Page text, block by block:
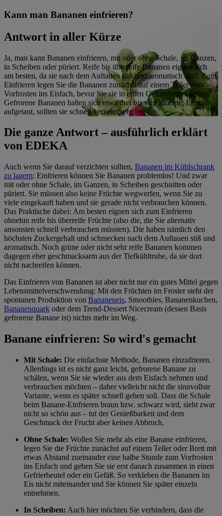
Kann man Bananen einfrieren?
Antwort in aller Kürze
Ja, man kann Bananen einfrieren, mit oder ohne Schale, im Ganzen,
in Scheiben oder püriert. Reife bis überreife Bananen eignen sich
am besten, da sie nach dem Auftauen süß und aromatisch sind. Zum
Einfrieren legen Sie die Bananen zunächst auf einem Teller zum
Vorfrosten ins Eisfach, bevor Sie sie in einen Gefrierbeutel geben.
Gefrorene Bananen halten sich etwa drei bis vier Monate. Einmal
aufgetaut, sollten sie schnell verzehrt werden.
Die ganze Antwort – ausführlich erklärt
von EDEKA
Auch wenn Sie darauf verzichten sollten, Bananen im Kühlschrank
zu lagern: Einfrieren können Sie Bananen problemlos! Und zwar
mit oder ohne Schale, im Ganzen, in Scheiben geschnitten oder
püriert. Sie müssen also keine Früchte wegwerfen, wenn Sie zu
viele eingekauft haben und sie gerade nicht verbrauchen können.
Das Praktische dabei: Am besten eignen sich zum Einfrieren
ohnehin reife bis überreife Früchte (also die, die Sie alternativ
ansonsten schnell verbrauchen müssten). Die haben nämlich den
höchsten Zuckergehalt und schmecken nach dem Auftauen süß und
aromatisch. Noch grüne oder nicht sehr reife Bananen kommen
dagegen eher geschmacksarm aus der Tiefkühltruhe, da sie dort
nicht nachreifen können.
Das Einfrieren von Bananen ist aber nicht nur ein gutes Mittel gegen
Lebensmittelverschwendung: Mit den Früchten im Froster steht der
spontanen Produktion von Bananeneis, Smoothies, Bananenkuchen,
Bananenquark oder dem Trend-Dessert Nicecream (dessen Basis
gefrorene Banane ist) nichts mehr im Weg.
Banane einfrieren: So wird's gemacht
Mit Schale: Die einfachste Methode, Bananen einzufrieren.
Allerdings ist es nicht ganz leicht, gefrorene Banane zu
schälen, wenn Sie sie wieder aus dem Eisfach nehmen und
verbrauchen möchten – daher vielleicht nicht die sinnvollste
Variante, wenn es später schnell gehen soll. Dass die Schale
beim Banane-Einfrieren braun bzw. schwarz wird, sieht zwar
nicht so schön aus – tut der Genießbarkeit und dem
Geschmack der Frucht aber keinen Abbruch.
Ohne Schale: Wollen Sie mehr als eine Banane einfrieren,
legen Sie die Früchte zunächst auf einem Teller oder Brett mit
etwas Abstand zueinander eine halbe Stunde zum Vorfrosten
ins Eisfach und geben Sie sie erst danach zusammen in einen
Gefrierbeutel oder ein Gefäß. So verkleben die Bananen im
Eis nicht miteinander und Sie können Sie später einzeln
entnehmen.
In Scheiben: Auch hier möchten Sie verhindern, dass die